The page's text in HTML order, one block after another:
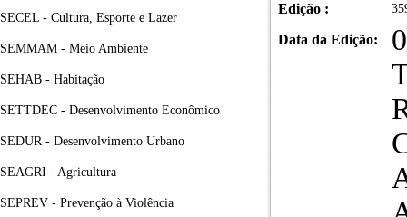
SECEL - Cultura, Esporte e Lazer
SEMMAM - Meio Ambiente
SEHAB - Habitação
SETTDEC - Desenvolvimento Econômico
SEDUR - Desenvolvimento Urbano
SEAGRI - Agricultura
SEPREV - Prevenção à Violência
Edição :
Data da Edição: